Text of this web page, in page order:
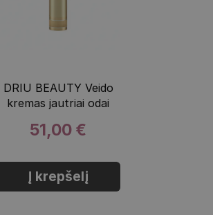
DRIU BEAUTY Veido
kremas jautriai odai
51,00 €
Į krepšelį